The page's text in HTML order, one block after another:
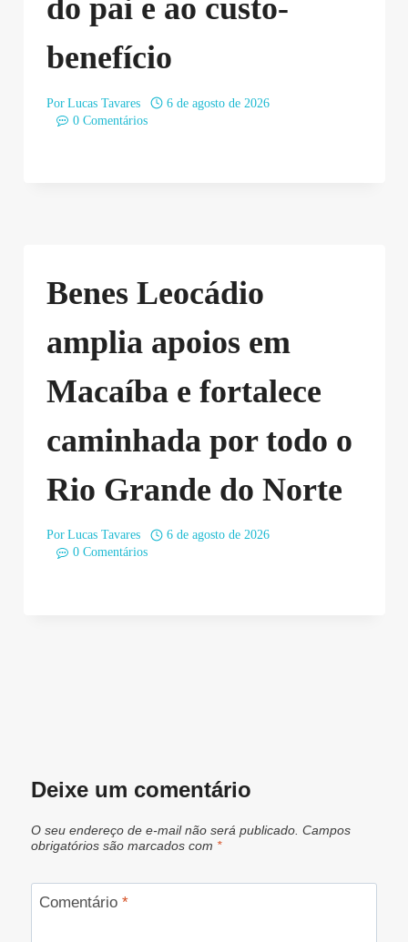
do pai e ao custo-
benefício
Por Lucas Tavares
6 de agosto de 2026
0 Comentários
Benes Leocádio
amplia apoios em
Macaíba e fortalece
caminhada por todo o
Rio Grande do Norte
Por Lucas Tavares
6 de agosto de 2026
0 Comentários
Deixe um comentário
O seu endereço de e-mail não será publicado. Campos
obrigatórios são marcados com *
Comentário *